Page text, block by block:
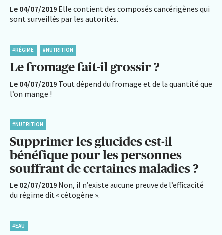
Le 04/07/2019 Elle contient des composés cancérigènes qui
sont surveillés par les autorités.
#RÉGIME #NUTRITION
Le fromage fait-il grossir ?
Le 04/07/2019 Tout dépend du fromage et de la quantité que
l’on mange !
#NUTRITION
Supprimer les glucides est-il
bénéfique pour les personnes
souffrant de certaines maladies ?
Le 02/07/2019 Non, il n’existe aucune preuve de l’efficacité
du régime dit « cétogène ».
#EAU